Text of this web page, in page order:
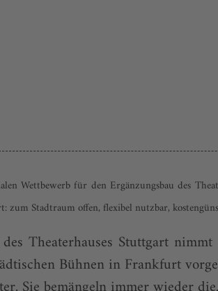
Wett­bewerb für den Ergänzungsbau des
Stadtraum offen, flexibel nutzbar,
Theaterhauses Stuttgart nimmt
Bühnen in Frankfurt